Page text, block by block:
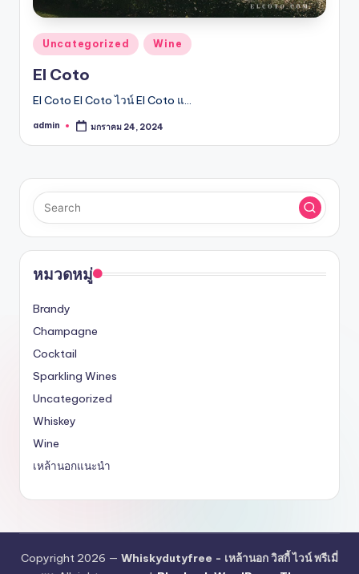
2024
Posted
in
Uncategorized Wine
El Coto
El Coto El Coto ไวน์ El Coto แ…
Posted
admin มกราคม 24, 2024
หมวดหมู่
Brandy
Champagne
Cocktail
Sparkling Wines
Uncategorized
Whiskey
Wine
เหล้านอกแนะนำ
Copyright 2026 — Whiskydutyfree - เหล้านอก วิสกี้ ไวน์ พรีเมี่